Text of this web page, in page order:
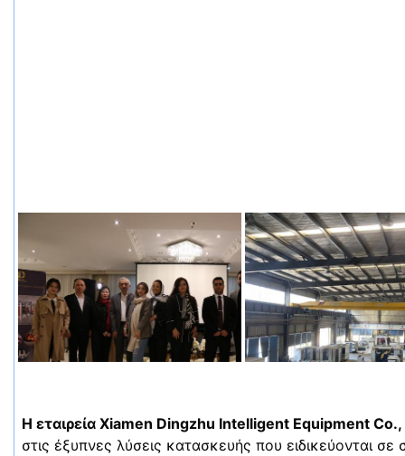
Η εταιρεία Xiamen Dingzhu Intelligent Equipment
στις έξυπνες λύσεις κατασκευής που ειδικεύονται